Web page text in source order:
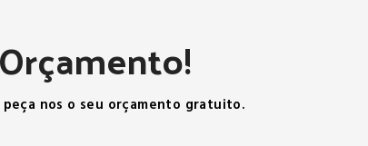
nos o seu orçamento gratuito.